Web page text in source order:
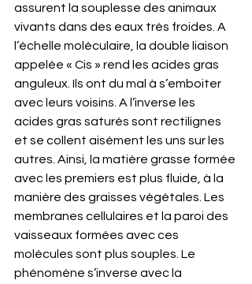
assurent la souplesse des animaux
vivants dans des eaux très froides. A
l’échelle moléculaire, la double liaison
appelée « Cis » rend les acides gras
anguleux. Ils ont du mal à s’emboiter
avec leurs voisins. A l’inverse les
acides gras saturés sont rectilignes
et se collent aisément les uns sur les
autres. Ainsi, la matière grasse formée
avec les premiers est plus fluide, à la
manière des graisses végétales. Les
membranes cellulaires et la paroi des
vaisseaux formées avec ces
molécules sont plus souples. Le
phénomène s’inverse avec la